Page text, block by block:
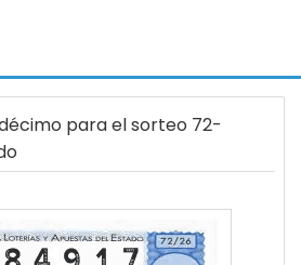
para el sorteo 72-